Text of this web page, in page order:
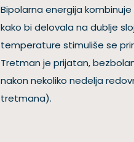
Bipolarna energija
kako bi delovala na dublje
temperature stimuliše se
Tretman je prijatan,
nakon nekoliko nedelja
tretmana).